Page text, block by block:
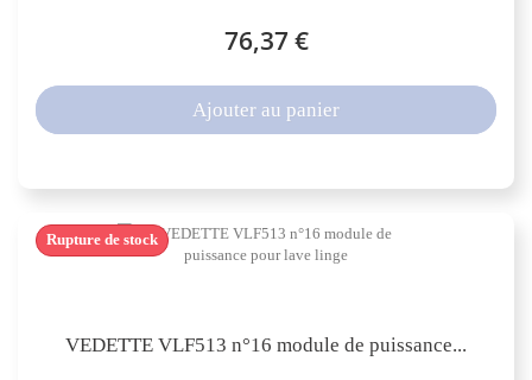
76,37 €
Ajouter au panier
VEDETTE VLF513 n°16 module de puissance...
Rupture de stock